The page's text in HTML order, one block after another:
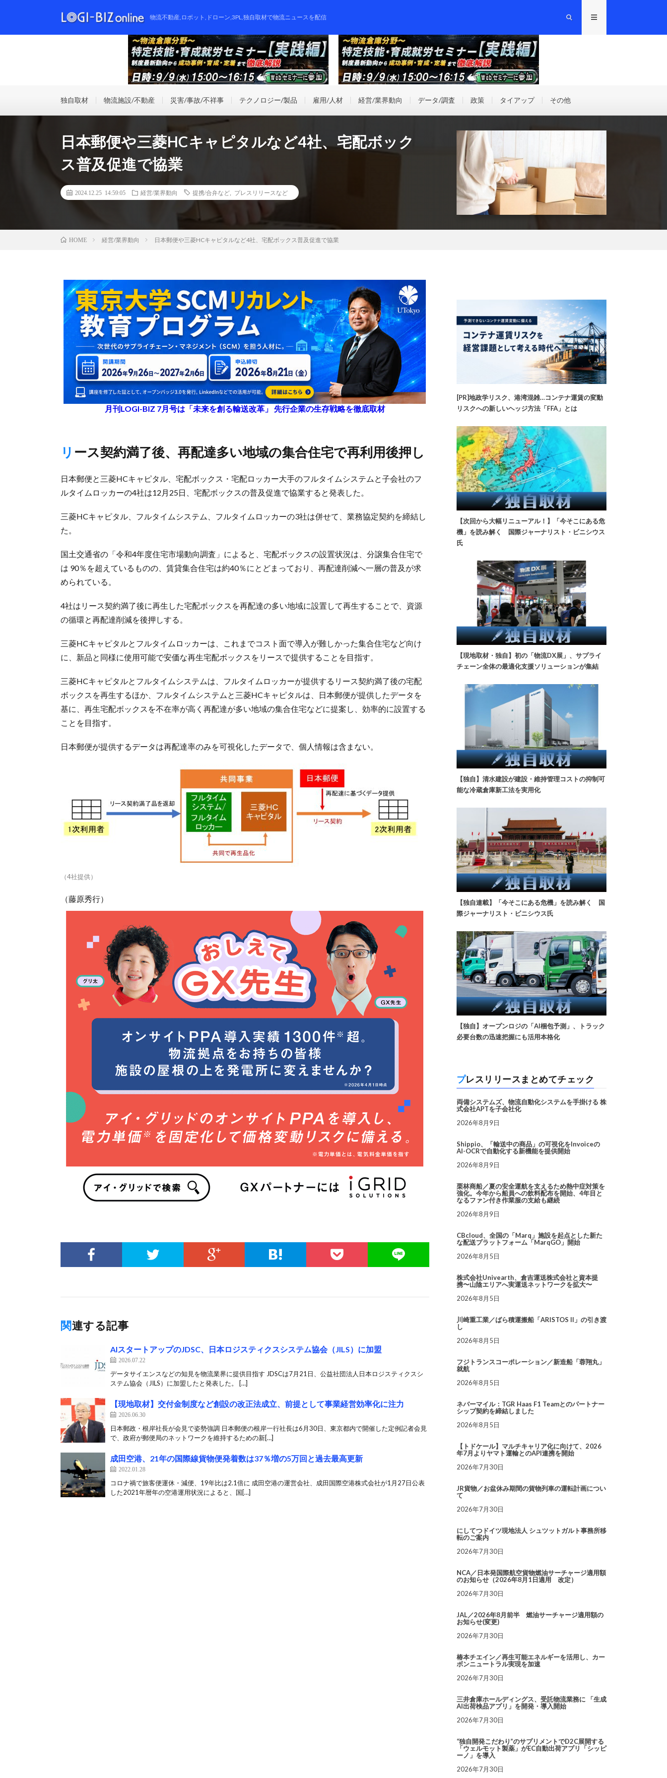
物流不動産,ロボット,ドローン,3PL,独自取材で物流ニュースを配信
独自取材 物流施設/不動産 災害/事故/不祥事 テクノロジー/製品 雇用/人材 経営/業界動向 データ/調査 政策 タイアップ その他
日本郵便や三菱HCキャピタルなど4社、宅配ボック
ス普及促進で協業
2024.12.25 14:59:05 経営/業界動向 提携/合弁など プレスリリースなど
HOME 経営/業界動向 日本郵便や三菱HCキャピタルなど4社、宅配ボックス普及促進で協業
月刊LOGI-BIZ 7月号は「未来を創る輸送改革」 先行企業の生存戦略を徹底取材
リース契約満了後、再配達多い地域の集合住宅で再利用後押し
日本郵便と三菱HCキャピタル、宅配ボックス・宅配ロッカー大手のフルタイムシステムと子会社のフ
ルタイムロッカーの4社は12月25日、宅配ボックスの普及促進で協業すると発表した。
三菱HCキャピタル、フルタイムシステム、フルタイムロッカーの3社は併せて、業務協定契約を締結し
た。
国土交通省の「令和4年度住宅市場動向調査」によると、宅配ボックスの設置状況は、分譲集合住宅で
は 90％を超えているものの、賃貸集合住宅は約40％にとどまっており、再配達削減へ一層の普及が求
められている。
4社はリース契約満了後に再生した宅配ボックスを再配達の多い地域に設置して再生することで、資源
の循環と再配達削減を後押しする。
三菱HCキャピタルとフルタイムロッカーは、これまでコスト面で導入が難しかった集合住宅など向け
に、新品と同様に使用可能で安価な再生宅配ボックスをリースで提供することを目指す。
三菱HCキャピタルとフルタイムシステムは、フルタイムロッカーが提供するリース契約満了後の宅配
ボックスを再生するほか、フルタイムシステムと三菱HCキャピタルは、日本郵便が提供したデータを
基に、再生宅配ボックスを不在率が高く再配達が多い地域の集合住宅などに提案し、効率的に設置する
ことを目指す。
日本郵便が提供するデータは再配達率のみを可視化したデータで、個人情報は含まない。
（4社提供）
（藤原秀行）
関連する記事
AIスタートアップのJDSC、日本ロジスティクスシステム協会（JILS）に加盟
2026.07.22
データサイエンスなどの知見を物流業界に提供目指す JDSCは7月21日、公益社団法人日本ロジスティクスシ
ステム協会（JILS）に加盟したと発表した。 […]
【現地取材】交付金制度など創設の改正法成立、前提として事業経営効率化に注力
2026.06.30
日本郵政・根岸社長が会見で姿勢強調 日本郵便の根岸一行社長は6月30日、東京都内で開催した定例記者会見
で、政府が郵便局のネットワークを維持するための新[…]
成田空港、21年の国際線貨物便発着数は37％増の5万回と過去最高更新
2022.01.28
コロナ禍で旅客便運休・減便、19年比は2.1倍に 成田空港の運営会社、成田国際空港株式会社が1月27日公表
した2021年暦年の空港運用状況によると、国[…]
[PR]地政学リスク、港湾混雑…コンテナ運賃の変動
リスクへの新しいヘッジ方法「FFA」とは
【次回から大幅リニューアル！】「今そこにある危
機」を読み解く 国際ジャーナリスト・ビニシウス
氏
【現地取材・独自】初の「物流DX展」、サプライ
チェーン全体の最適化支援ソリューションが集結
【独自】清水建設が建設・維持管理コストの抑制可
能な冷蔵倉庫新工法を実用化
【独自連載】「今そこにある危機」を読み解く 国
際ジャーナリスト・ビニシウス氏
【独自】オープンロジの「AI梱包予測」、トラック
必要台数の迅速把握にも活用本格化
プレスリリースまとめてチェック
両備システムズ、物流自動化システムを手掛ける 株
式会社APTを子会社化
2026年8月9日
Shippio、「輸送中の商品」の可視化をInvoiceの
AI-OCRで自動化する新機能を提供開始
2026年8月9日
栗林商船／夏の安全運航を支えるため熱中症対策を
強化。今年から船員への飲料配布を開始、4年目と
なるファン付き作業服の支給も継続
2026年8月9日
CBcloud、全国の「Marq」施設を起点とした新た
な配送プラットフォーム「MarqGO」開始
2026年8月5日
株式会社Univearth、倉吉運送株式会社と資本提
携〜山陰エリアへ実運送ネットワークを拡大〜
2026年8月5日
川崎重工業／ばら積運搬船「ARISTOS II」の引き渡
し
2026年8月5日
フジトランスコーポレーション／新造船「蓉翔丸」
就航
2026年8月5日
ネバーマイル：TGR Haas F1 Teamとのパートナー
シップ契約を締結しました
2026年8月5日
【トドケール】マルチキャリア化に向けて、2026
年7月よりヤマト運輸とのAPI連携を開始
2026年7月30日
JR貨物／お盆休み期間の貨物列車の運転計画につい
て
2026年7月30日
にしてつドイツ現地法人 シュツットガルト事務所移
転のご案内
2026年7月30日
NCA／日本発国際航空貨物燃油サーチャージ適用額
のお知らせ（2026年8月1日適用 改定）
2026年7月30日
JAL／2026年8月前半 燃油サーチャージ適用額の
お知らせ(変更)
2026年7月30日
椿本チエイン／再生可能エネルギーを活用し、カー
ボンニュートラル実現を加速
2026年7月30日
三井倉庫ホールディングス、受託物流業務に 「生成
AI出荷検品アプリ」を開発・導入開始
2026年7月30日
“独自開発こだわり”のサプリメントでD2C展開する
「ウェルモット製薬」がEC自動出荷アプリ「シッピ
ーノ」を導入
2026年7月30日